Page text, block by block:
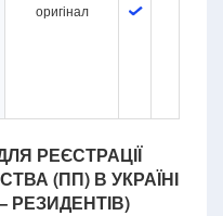
оригінал
РЕЄСТРАЦІЇ
(ПП) В УКРАЇНІ
РЕЗИДЕНТІВ)